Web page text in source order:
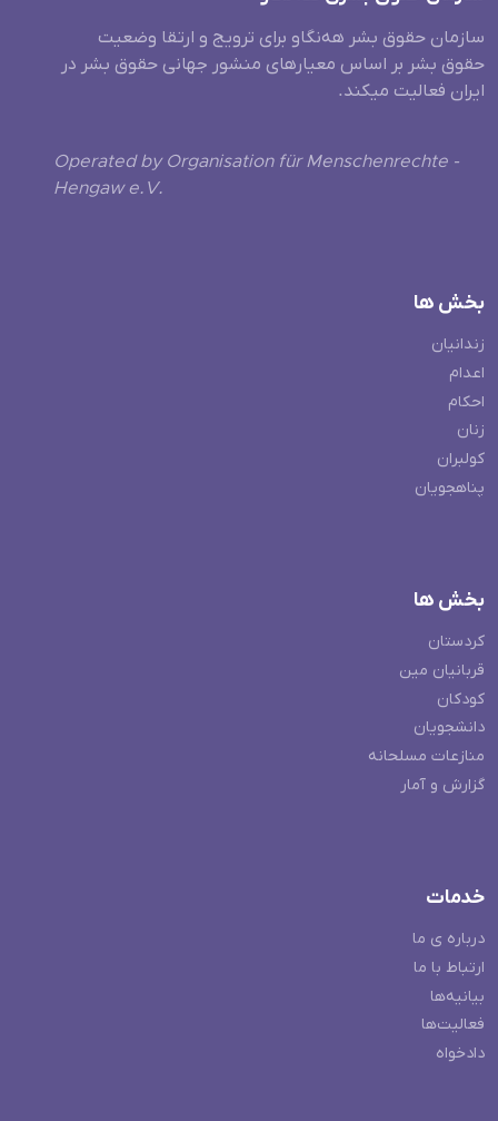
سازمان حقوق بشر هه‌نگاو برای ترویج و ارتقا وضعیت
حقوق بشر بر اساس معیارهای منشور جهانی حقوق بشر در
ایران فعالیت میکند.
Operated by Organisation für Menschenrechte -
Hengaw e.V.
بخش ها
زندانیان
اعدام
احکام
زنان
کولبران
پناهجویان
بخش ها
کردستان
قربانیان مین
کودکان
دانشجویان
منازعات مسلحانه
گزارش و آمار
خدمات
درباره ی ما
ارتباط با ما
بیانیه‌ها
فعالیت‌ها
دادخواه